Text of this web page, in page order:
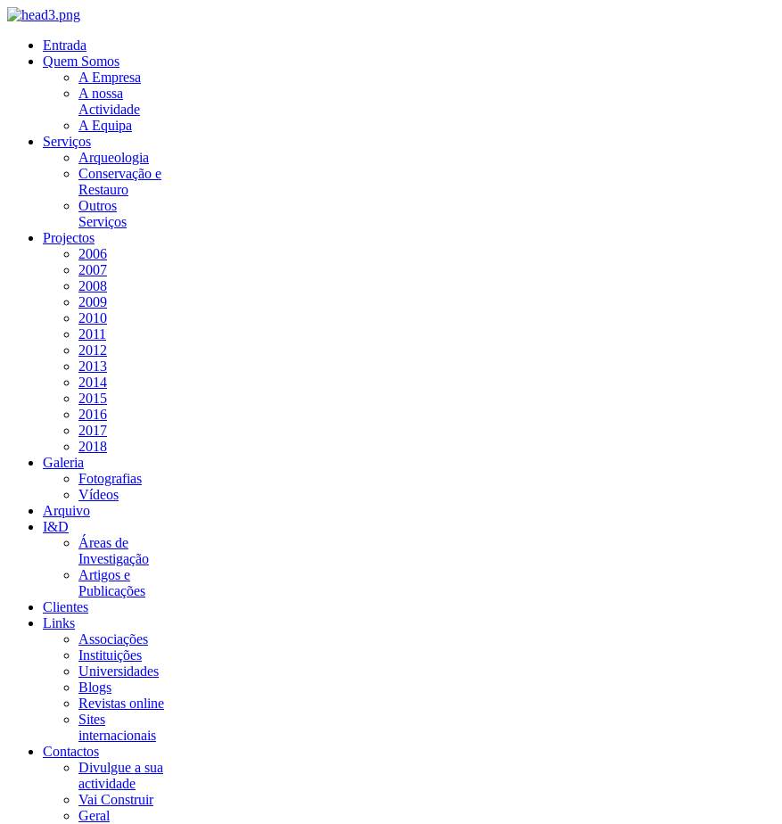
Entrada
Quem Somos
A Empresa
A nossa
Actividade
A Equipa
Serviços
Arqueologia
Conservação e
Restauro
Outros
Serviços
Projectos
2006
2007
2008
2009
2010
2011
2012
2013
2014
2015
2016
2017
2018
Galeria
Fotografias
Vídeos
Arquivo
I&D
Áreas de
Investigação
Artigos e
Publicações
Clientes
Links
Associações
Instituições
Universidades
Blogs
Revistas online
Sites
internacionais
Contactos
Divulgue a sua
actividade
Vai Construir
Geral